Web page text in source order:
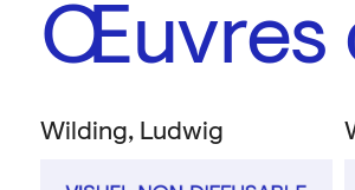
Œuvres
Wilding, Ludwig